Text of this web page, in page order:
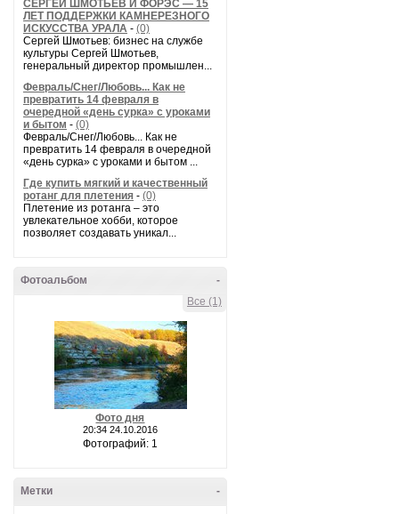
СЕРГЕЙ ШМОТЬЕВ И ФОРЭС — 15
ЛЕТ ПОДДЕРЖКИ КАМНЕРЕЗНОГО
ИСКУССТВА УРАЛА - (0)
Сергей Шмотьев: бизнес на службе
культуры Сергей Шмотьев,
генеральный директор промышлен...
Февраль/Снег/Любовь... Как не
превратить 14 февраля в
очередной «день сурка» с уроками
и бытом - (0)
Февраль/Снег/Любовь... Как не
превратить 14 февраля в очередной
«день сурка» с уроками и бытом ...
Где купить мягкий и качественный
ротанг для плетения - (0)
Плетение из ротанга – это
увлекательное хобби, которое
позволяет создавать уникал...
-
Фотоальбом
Все (1)
Фото дня
20:34 24.10.2016
Фотографий: 1
-
Метки